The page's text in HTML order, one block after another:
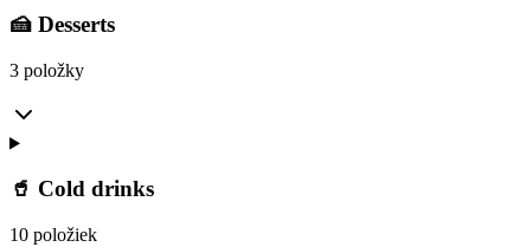
🍰 Desserts
3 položky
🥤 Cold drinks
10 položiek